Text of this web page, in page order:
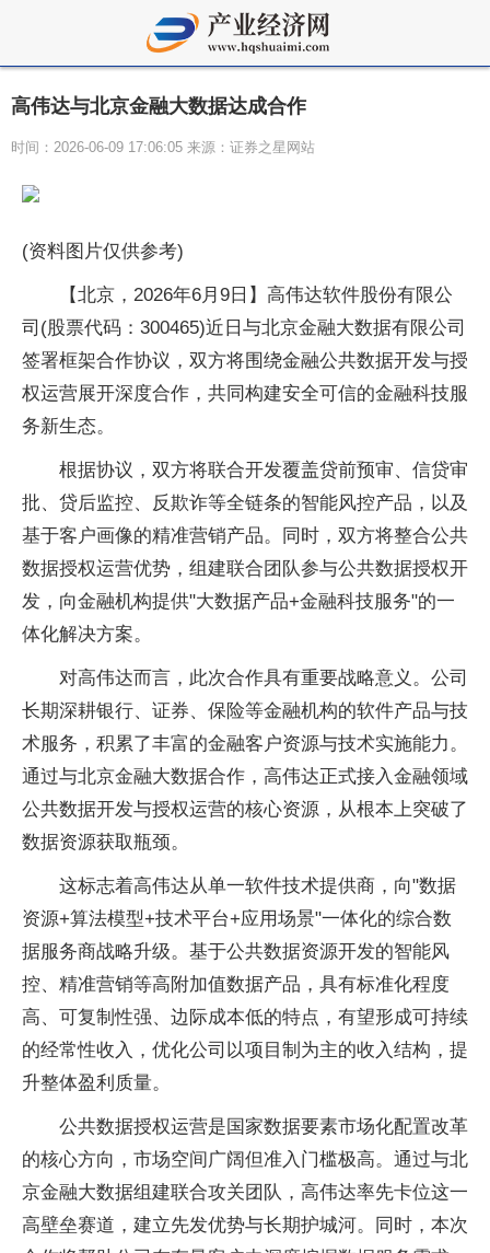
高伟达与北京金融大数据达成合作
时间：2026-06-09 17:06:05 来源：证券之星网站
(资料图片仅供参考)
【北京，2026年6月9日】高伟达软件股份有限公
司(股票代码：300465)近日与北京金融大数据有限公司
签署框架合作协议，双方将围绕金融公共数据开发与授
权运营展开深度合作，共同构建安全可信的金融科技服
务新生态。
根据协议，双方将联合开发覆盖贷前预审、信贷审
批、贷后监控、反欺诈等全链条的智能风控产品，以及
基于客户画像的精准营销产品。同时，双方将整合公共
数据授权运营优势，组建联合团队参与公共数据授权开
发，向金融机构提供"大数据产品+金融科技服务"的一
体化解决方案。
对高伟达而言，此次合作具有重要战略意义。公司
长期深耕银行、证券、保险等金融机构的软件产品与技
术服务，积累了丰富的金融客户资源与技术实施能力。
通过与北京金融大数据合作，高伟达正式接入金融领域
公共数据开发与授权运营的核心资源，从根本上突破了
数据资源获取瓶颈。
这标志着高伟达从单一软件技术提供商，向"数据
资源+算法模型+技术平台+应用场景"一体化的综合数
据服务商战略升级。基于公共数据资源开发的智能风
控、精准营销等高附加值数据产品，具有标准化程度
高、可复制性强、边际成本低的特点，有望形成可持续
的经常性收入，优化公司以项目制为主的收入结构，提
升整体盈利质量。
公共数据授权运营是国家数据要素市场化配置改革
的核心方向，市场空间广阔但准入门槛极高。通过与北
京金融大数据组建联合攻关团队，高伟达率先卡位这一
高壁垒赛道，建立先发优势与长期护城河。同时，本次